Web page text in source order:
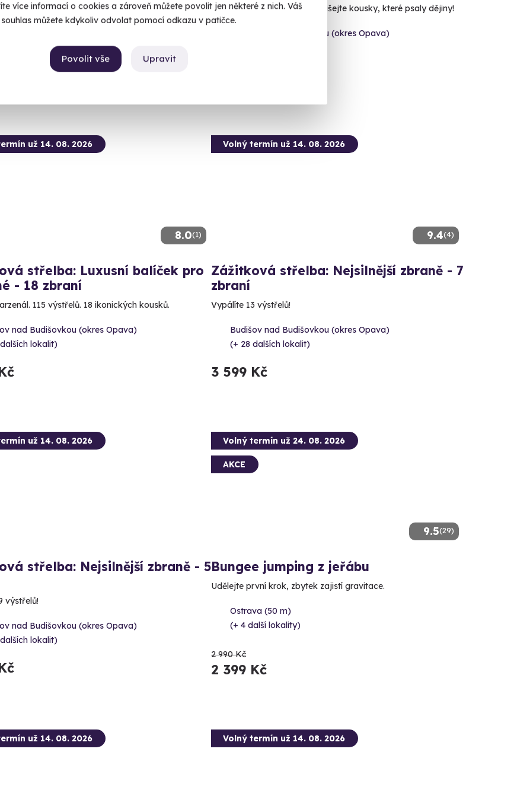
více informací o cookies a zároveň můžete povolit jen některé z nich. Váš
souhlas můžete kdykoliv odvolat pomocí odkazu v patičce.
Upravit
Povolit vše
nábojů jako člen elitní jednotky URNA.
dalších lokalit)
14 zbraní, 35 nábojů - vyzkoušejte kousky, které psaly dějiny!
Budišov nad Budišovkou (okres Opava)
8.0(1)
už 14. 08. 2026
střelba: Luxusní balíček pro
- 18 zbraní
115 výstřelů. 18 ikonických kousků.
nad Budišovkou (okres Opava)
lokalit)
9.4(4)
Volný termín už 14. 08. 2026
Zážitková střelba: Nejsilnější zbraně - 7
zbraní
Vypálíte 13 výstřelů!
Budišov nad Budišovkou (okres Opava)
(+ 28 dalších lokalit)
3 599 Kč
už 14. 08. 2026
střelba: Nejsilnější zbraně - 5
výstřelů!
nad Budišovkou (okres Opava)
lokalit)
9.5(29)
Volný termín už 24. 08. 2026
AKCE
Bungee jumping z jeřábu
Udělejte první krok, zbytek zajistí gravitace.
Ostrava (50 m)
(+ 4 další lokality)
2 990 Kč
2 399 Kč
už 14. 08. 2026 Volný termín už 14. 08. 2026